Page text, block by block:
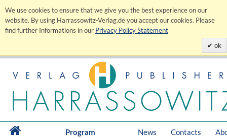
We use cookies to ensure that we give you the best experience on our
website. By using Harrassowitz-Verlag.de you accept our cookies. Please
find further Informations in our Privacy Policy Statement
ok
Program News Contacts